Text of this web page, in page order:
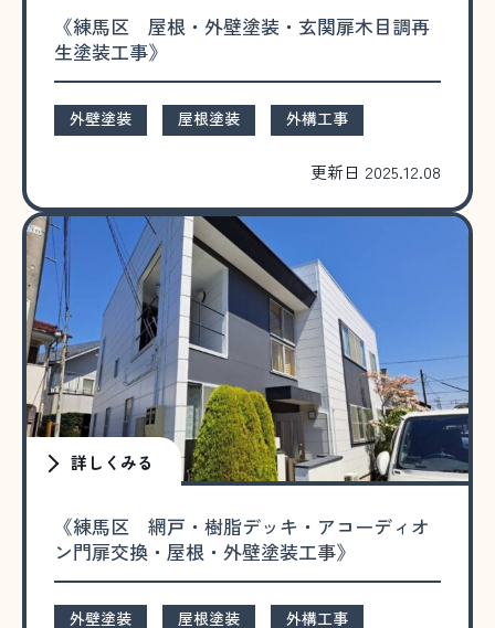
《練馬区 屋根・外壁塗装・玄関扉木目調再
生塗装工事》
外壁塗装 屋根塗装 外構工事
更新日 2025.12.08
《練馬区 網戸・樹脂デッキ・アコーディオ
ン門扉交換・屋根・外壁塗装工事》
外壁塗装 屋根塗装 外構工事
詳しくみる